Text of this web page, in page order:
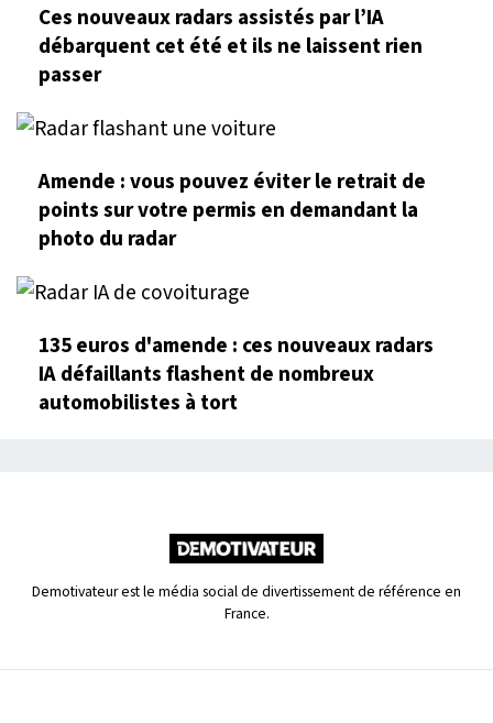
Ces nouveaux radars assistés par l’IA
débarquent cet été et ils ne laissent rien
passer
Amende : vous pouvez éviter le retrait de
points sur votre permis en demandant la
photo du radar
135 euros d'amende : ces nouveaux radars
IA défaillants flashent de nombreux
automobilistes à tort
Demotivateur est le média social de divertissement de référence en
France.